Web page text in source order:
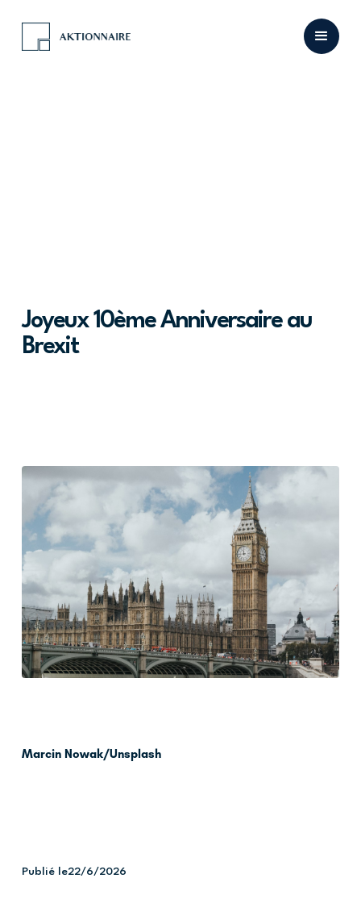
Joyeux 10ème Anniversaire au
Brexit
Marcin Nowak/Unsplash
Publié le22/6/2026